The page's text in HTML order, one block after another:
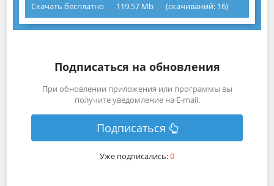
Скачать бесплатно 119.57 Mb (cкачиваний: 16)
Подписаться на обновления
При обновлении приложения или программы вы
получите уведомление на E-mail.
Подписаться
Уже подписались:0